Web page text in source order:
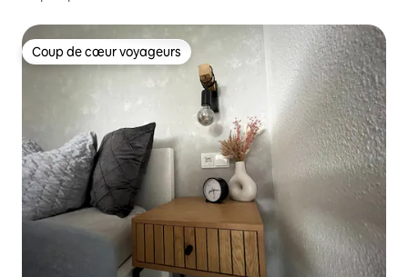
Coup de cœur voyageurs
Coup de cœur voyageurs